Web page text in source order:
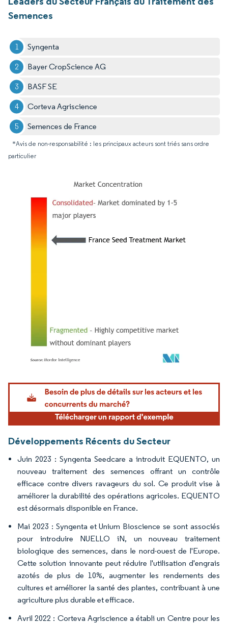
Semences
Syngenta
Bayer CropScience AG
BASF SE
Corteva Agriscience
Semences de France
*Avis de non-responsabilité : les principaux acteurs sont triés sans ordre
particulier
Image © Mordor Intelligence. La réutilisation nécessite une attribution sous CC BY
Développements Récents du Secteur
Juin 2023 : Syngenta Seedcare a introduit EQUENTO, un
nouveau traitement des semences offrant un contrôle
efficace contre divers ravageurs du sol. Ce produit vise à
améliorer la durabilité des opérations agricoles. EQUENTO
est désormais disponible en France.
Mai 2023 : Syngenta et Unium Bioscience se sont associés
pour introduire NUELLO iN, un nouveau traitement
biologique des semences, dans le nord-ouest de l'Europe.
Cette solution innovante peut réduire l'utilisation d'engrais
azotés de plus de 10%, augmenter les rendements des
cultures et améliorer la santé des plantes, contribuant à une
agriculture plus durable et efficace.
Avril 2022 : Corteva Agriscience a établi un Centre pour les